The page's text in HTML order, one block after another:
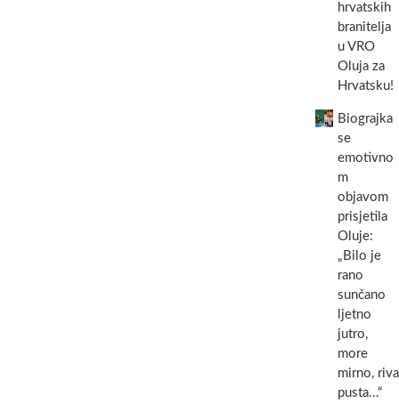
hrvatskih
branitelja
u VRO
Oluja za
Hrvatsku!
Biograjka
se
emotivno
m
objavom
prisjetila
Oluje:
„Bilo je
rano
sunčano
ljetno
jutro,
more
mirno, riva
pusta...“